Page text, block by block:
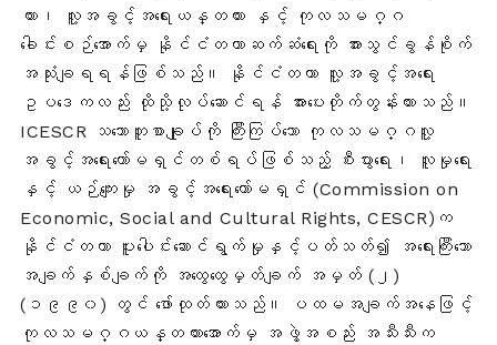
ယား၊ လူ့အခွင့်အရေးယန္တယား နှင့် ကုလသမဂ္ဂ
ခေါင်းစဉ်အောက်မှ နိုင်ငံတကာဆက်ဆံရေးကို အားသွင်ခွန်စိုက်
အသုံးချရရန်ဖြစ်သည်။ နိုင်ငံတကာ လူ့အခွင့်အရေး
ဥပဒေကလည်း ထိုသို့လုပ်ဆောင်ရန် အားပေးတိုက်တွန်းထားသည်။
ICESCR သဘောတူစာချုပ်ကို ကြီးကြပ်သော ကုလသမဂ္ဂလူ့
အခွင့်အရေးကော်မရှင်တစ်ရပ်ဖြစ်သည့် စီးပွားရေး၊ လူမှုရေး
နှင့် ယဉ်ကျေးမှု အခွင့်အရေးကော်မရှင် (Commission on
Economic, Social and Cultural Rights, CESCR)က
နိုင်ငံတကာ ပူးပေါင်းဆောင်ရွက်မှုနှင့်ပတ်သတ်၍ အရေးကြီးသော
အချက်နှစ်ချက်ကို အထွေထွေမှတ်ချက် အမှတ် (၂)
(၁၉၉၀) တွင် ဖော်ထုတ်ထားသည် ။ ပထမအချက်အနေဖြင့်
ကုလသမဂ္ဂယန္တယားအောက်မှ အဖွဲ့အစည်း အသီးသီးက